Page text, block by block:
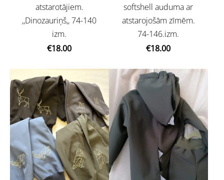
atstarotājiem.
,,Dinozauriņš,, 74-140
izm.
€18.00
softshell auduma ar
atstarojošām zīmēm.
74-146.izm.
€18.00